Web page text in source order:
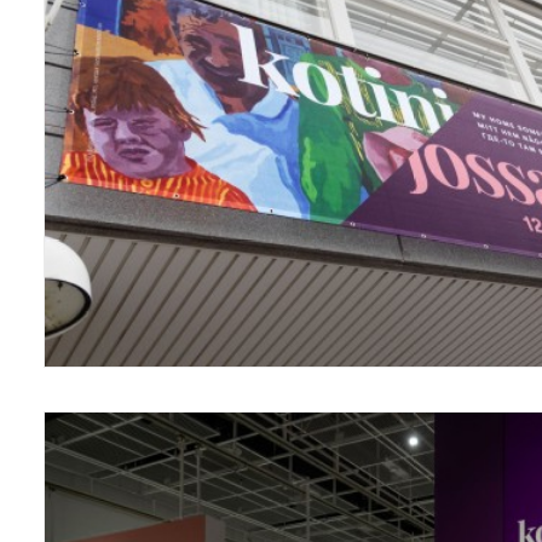
Vantaa Art